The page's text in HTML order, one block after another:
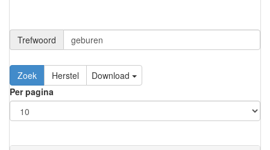
Trefwoord
Download
Per pagina